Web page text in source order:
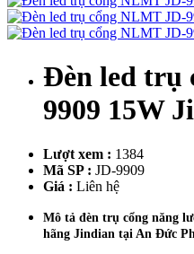
Đèn led trụ
9909 15W
Lượt xem : 1384
Mã SP : JD-9909
Giá : Liên hệ
Mô tả đèn trụ cổng năng
hãng Jindian tại An Đức